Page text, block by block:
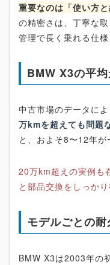
重要なのは「使い方と
の精密さは、丁寧な
管理で長く乗れる仕様
BMW X3の平
中古市場のデータに
万kmを超えても問題
と、およそ8〜12年が
20万km超えの実例も
と部品交換をしっか
モデルごとの耐
BMW X3は2003年の